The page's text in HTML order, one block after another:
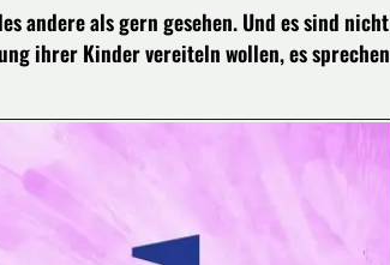
andere als gern gesehen. Und es sind nicht
ihrer Kinder vereiteln wollen, es sprechen